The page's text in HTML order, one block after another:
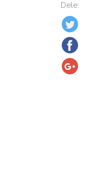
Dele: